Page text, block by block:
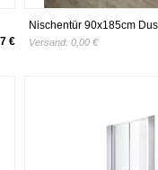
€
Nischentür 90x185cm
Duschtür Duschwand
Versand: 0,00 €